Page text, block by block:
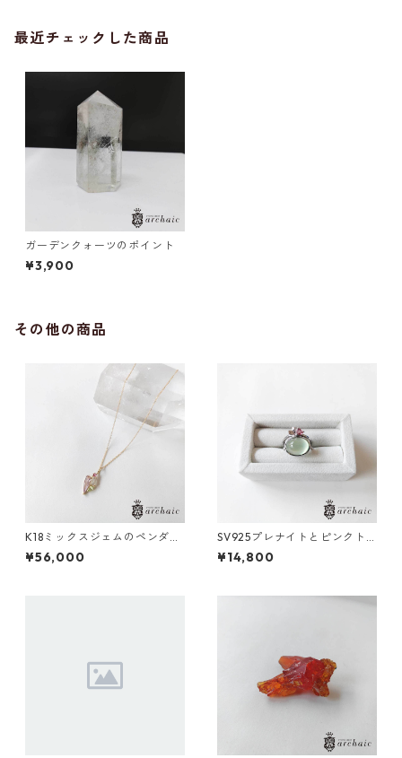
最近チェックした商品
ガーデンクォーツのポイント
¥3,900
その他の商品
K18ミックスジェムのペンダン
トトップ
¥56,000
SV925プレナイトとピンクト
ルマリンのリング（12号）
¥14,800